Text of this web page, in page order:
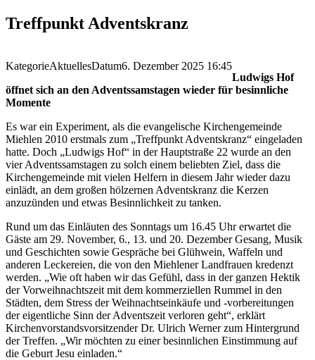
Treffpunkt Adventskranz
KategorieAktuellesDatum6. Dezember 2025 16:45
Ludwigs Hof
öffnet sich an den Adventssamstagen wieder für besinnliche
Momente
Es war ein Experiment, als die evangelische Kirchengemeinde
Miehlen 2010 erstmals zum „Treffpunkt Adventskranz“ eingeladen
hatte. Doch „Ludwigs Hof“ in der Hauptstraße 22 wurde an den
vier Adventssamstagen zu solch einem beliebten Ziel, dass die
Kirchengemeinde mit vielen Helfern in diesem Jahr wieder dazu
einlädt, an dem großen hölzernen Adventskranz die Kerzen
anzuzünden und etwas Besinnlichkeit zu tanken.
Rund um das Einläuten des Sonntags um 16.45 Uhr erwartet die
Gäste am 29. November, 6., 13. und 20. Dezember Gesang, Musik
und Geschichten sowie Gespräche bei Glühwein, Waffeln und
anderen Leckereien, die von den Miehlener Landfrauen kredenzt
werden. „Wie oft haben wir das Gefühl, dass in der ganzen Hektik
der Vorweihnachtszeit mit dem kommerziellen Rummel in den
Städten, dem Stress der Weihnachtseinkäufe und -vorbereitungen
der eigentliche Sinn der Adventszeit verloren geht“, erklärt
Kirchenvorstandsvorsitzender Dr. Ulrich Werner zum Hintergrund
der Treffen. „Wir möchten zu einer besinnlichen Einstimmung auf
die Geburt Jesu einladen.“